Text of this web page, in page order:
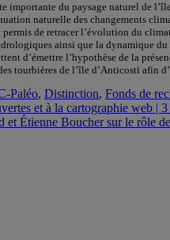
importante du paysage naturel de
naturelle des changements
de retracer l’évolution du
ainsi que la dynamique du
d’émettre l’hypothèse de la
tourbières de l’île d’Anticosti afin
Paléo, Distinction, Fonds de
et à la cartographie web |
et Étienne Boucher sur le rôle